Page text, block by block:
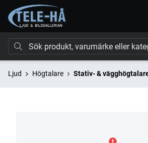
Ljud Högtalare Stativ- &